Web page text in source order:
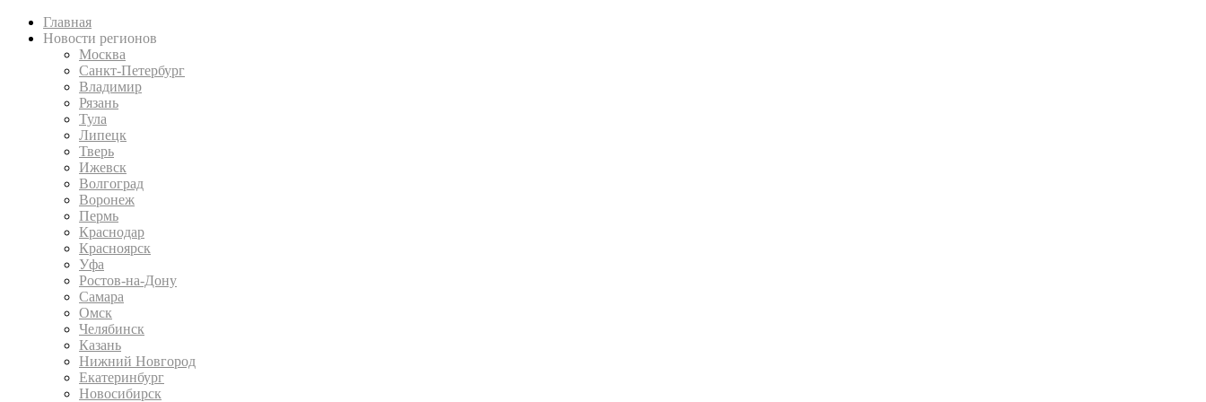
Главная
Новости регионов
Москва
Санкт-Петербург
Владимир
Рязань
Тула
Липецк
Тверь
Ижевск
Волгоград
Воронеж
Пермь
Краснодар
Красноярск
Уфа
Ростов-на-Дону
Самара
Омск
Челябинск
Казань
Нижний Новгород
Екатеринбург
Новосибирск